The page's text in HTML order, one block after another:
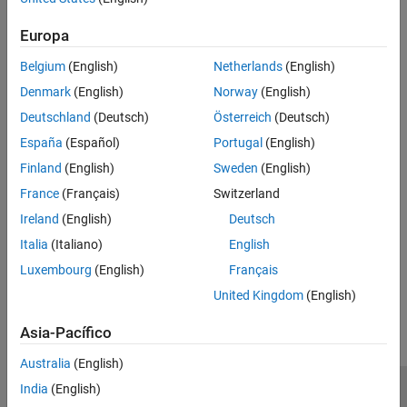
Herramientas de software comercial de terceros. Estos
productos de software mantienen una o más interfaces
nativas que funcionan con Simulink. Para obtener más
información, consulte
Productos de terceros
Temas
Simulink Community and Connection Partner Program
Simulink supports the integration of multiple third-party
functionalities, including apps, models, and toolboxes, from the
¿Qué tan útil fue esta traducción?
Europa
Belgium (English)
Denmark (English)
Deutschland (Deutsch)
España (Español)
Finland (English)
France (Français)
Ireland (English)
Italia (Italiano)
Luxembourg (English)
Netherlands(English)
Norway(English)
Österreich (Deutsch)
Portugal (English)
Sweden (English)
Switzerland
Deutsch
English
Français
United Kingdom(English)
Asia-Pacífico
Australia (English)
India (English)
Centro de confianza